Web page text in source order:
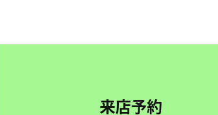
来店予約